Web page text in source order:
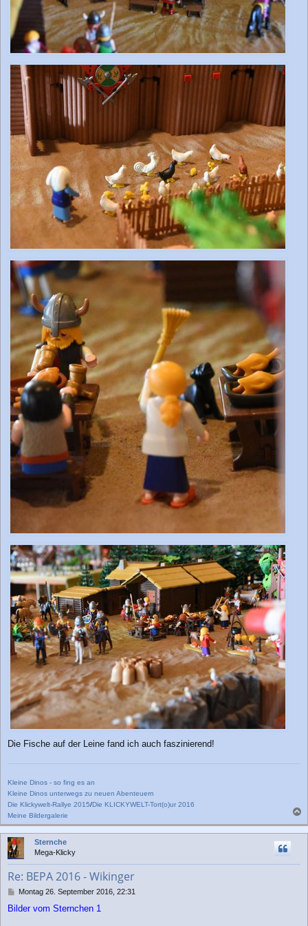
Die Fische auf der Leine fand ich auch faszinierend!
Kleine Dinos - so fing es an
Kleine Dinos unterwegs zu neuen Abenteuern
Die Klickywelt-Rallye 2015/Die KLICKYWELT-Tort(o)ur 2016
Meine Bildergalerie
a
c
Sternche
Mega-Klicky
Re: BEPA 2016 - Wikinger
B
i
Montag 26. September 2016, 22:31
Bilder vom Sternchen 1